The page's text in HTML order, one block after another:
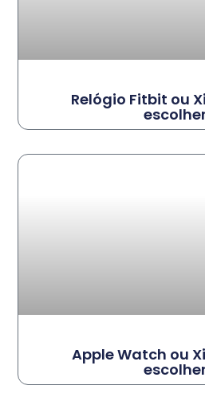
Relógio Fitbit ou
Apple Watch ou